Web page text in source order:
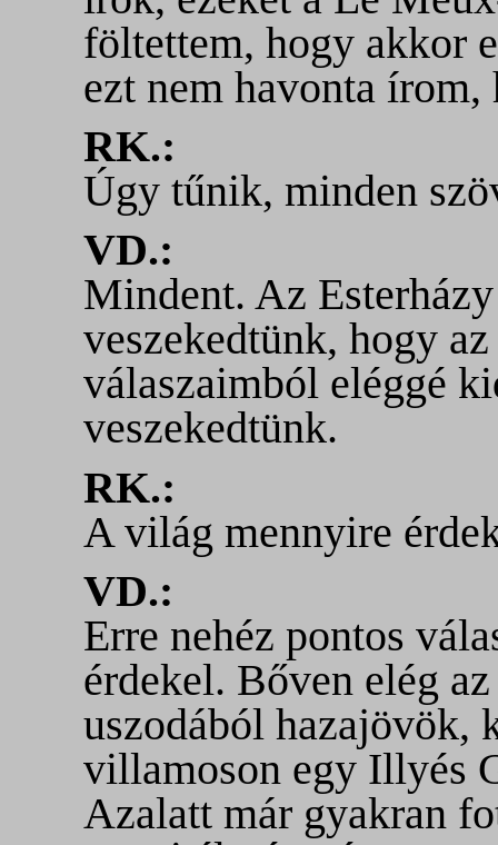
föltettem, hogy akkor
ezt nem havonta írom,
RK.:
Úgy tűnik, minden
VD.:
Mindent. Az
veszekedtünk, hogy
válaszaimból eléggé
veszekedtünk.
RK.:
A világ mennyire
VD.:
Erre nehéz pontos
érdekel. Bőven elég
uszodából hazajövök,
villamoson egy Illyés
Azalatt már gyakran